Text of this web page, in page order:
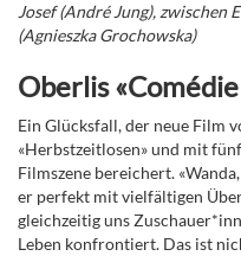
Josef (André Jung), zwischen
(Agnieszka Grochowska)
Oberlis
Ein Glücksfall, der neue Film
«Herbstzeitlosen» und mit
Filmszene bereichert.
er perfekt mit vielfältigen
gleichzeitig uns
Leben konfrontiert. Das ist